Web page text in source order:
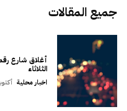
جميع المقالات
الثلاثاء
اخبار محلية أكتوبر 20,